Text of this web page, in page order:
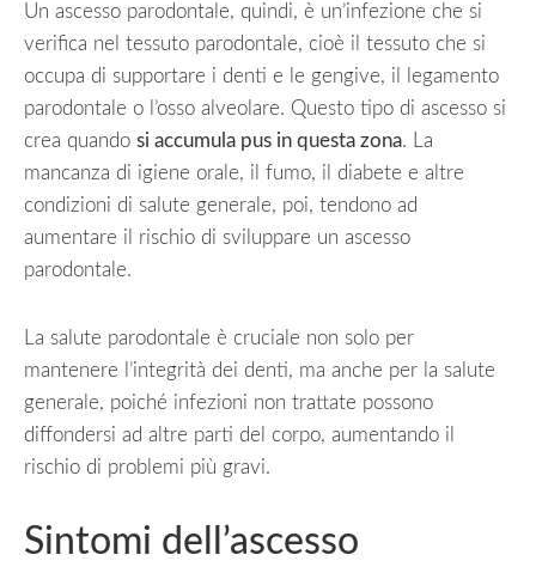
Un ascesso parodontale, quindi, è un’infezione che si
verifica nel tessuto parodontale, cioè il tessuto che si
occupa di supportare i denti e le gengive, il legamento
parodontale o l’osso alveolare. Questo tipo di ascesso si
crea quando si accumula pus in questa zona. La
mancanza di igiene orale, il fumo, il diabete e altre
condizioni di salute generale, poi, tendono ad
aumentare il rischio di sviluppare un ascesso
parodontale.
La salute parodontale è cruciale non solo per
mantenere l’integrità dei denti, ma anche per la salute
generale, poiché infezioni non trattate possono
diffondersi ad altre parti del corpo, aumentando il
rischio di problemi più gravi.
Sintomi dell’ascesso